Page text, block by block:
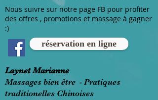
Nous suivre sur notre page FB pour profiter
des offres , promotions et massage à gagner
:)
réservation en ligne
Laynet Marianne
Massages bien être - Pratiques
traditionelles Chinoises